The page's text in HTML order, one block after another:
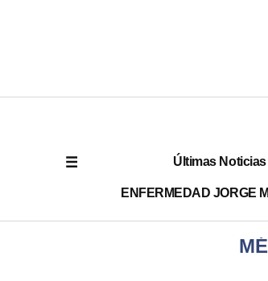
Últimas Noticias
ENFERMEDAD JORGE